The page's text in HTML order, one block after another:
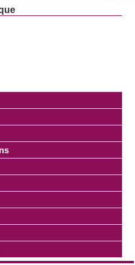
à partir de la déclaration sur
de personnaliser le contenu
relatives aux
notre trafic. Nous
sur l'utilisation de
de médias sociaux, de
combiner celles-ci avec
leur avez fournies ou qu'ils
de leurs services.